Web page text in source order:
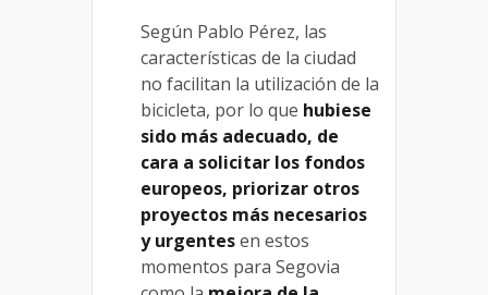
Según Pablo Pérez, las
características de la ciudad
no facilitan la utilización de la
bicicleta, por lo que hubiese
sido más adecuado, de
cara a solicitar los fondos
europeos, priorizar otros
proyectos más necesarios
y urgentesen estos
momentos para Segovia